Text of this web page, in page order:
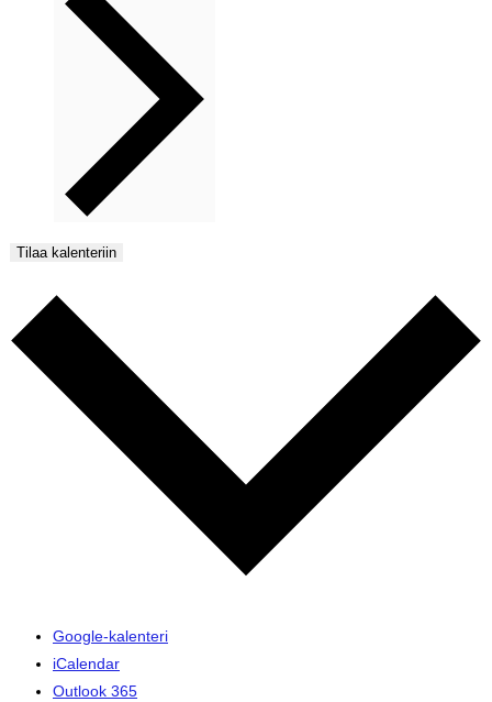
Tilaa kalenteriin
Google-kalenteri
iCalendar
Outlook 365